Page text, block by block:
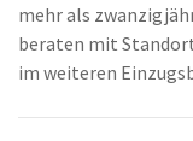
mehr als
beraten mit
im weiteren